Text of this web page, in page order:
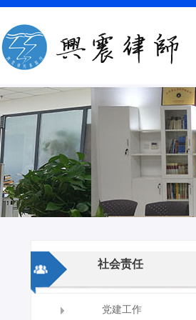
社会责任
党建工作